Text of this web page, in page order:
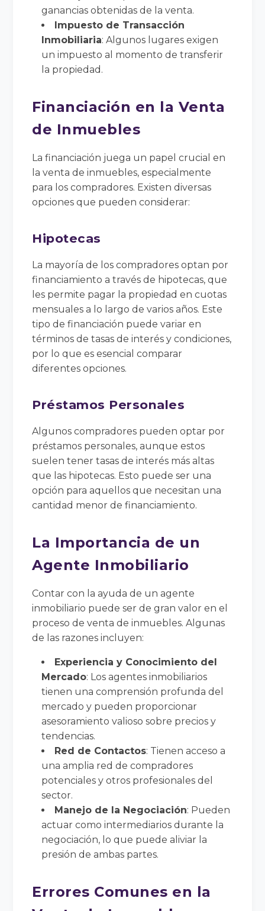
ganancias obtenidas de la venta.
Impuesto de Transacción
Inmobiliaria: Algunos lugares exigen
un impuesto al momento de transferir
la propiedad.
Financiación en la Venta
de Inmuebles
La financiación juega un papel crucial en
la venta de inmuebles, especialmente
para los compradores. Existen diversas
opciones que pueden considerar:
Hipotecas
La mayoría de los compradores optan por
financiamiento a través de hipotecas, que
les permite pagar la propiedad en cuotas
mensuales a lo largo de varios años. Este
tipo de financiación puede variar en
términos de tasas de interés y condiciones,
por lo que es esencial comparar
diferentes opciones.
Préstamos Personales
Algunos compradores pueden optar por
préstamos personales, aunque estos
suelen tener tasas de interés más altas
que las hipotecas. Esto puede ser una
opción para aquellos que necesitan una
cantidad menor de financiamiento.
La Importancia de un
Agente Inmobiliario
Contar con la ayuda de un agente
inmobiliario puede ser de gran valor en el
proceso de venta de inmuebles. Algunas
de las razones incluyen:
Experiencia y Conocimiento del
Mercado: Los agentes inmobiliarios
tienen una comprensión profunda del
mercado y pueden proporcionar
asesoramiento valioso sobre precios y
tendencias.
Red de Contactos: Tienen acceso a
una amplia red de compradores
potenciales y otros profesionales del
sector.
Manejo de la Negociación: Pueden
actuar como intermediarios durante la
negociación, lo que puede aliviar la
presión de ambas partes.
Errores Comunes en la